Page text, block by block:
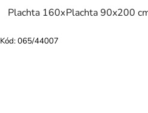
Plachta 160x200 cmPlachta 90x200
Kód:065/44007